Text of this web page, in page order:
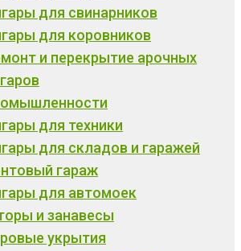
для свинарников
для коровников
и перекрытие арочных
для техники
для складов и гаражей
гараж
для автомоек
и занавесы
укрытия